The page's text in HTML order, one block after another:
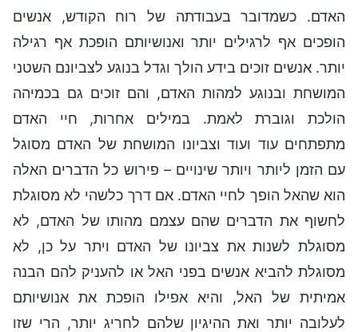
האדם. כשמדובר בעבודתה של רוח הקודש, אנשים
הופכים אף לרגילים יותר ואנושיותם הופכת אף רגילה
יותר. אנשים זוכים בידע הולך וגדל בנוגע לצביונם השטני
המושחת ובנוגע למהות האדם, והם זוכים גם בכמיהה
הולכת וגוברת לאמת. במילים אחרות, חיי האדם
מתפתחים עוד ועוד וצביונו המושחת של האדם מסוגל
עם הזמן ליותר ויותר שינויים – פירוש כל הדברים האלה
הוא שהאל הופך לחיי האדם. אם דרך כלשהי לא מסוגלת
לחשוף את הדברים שהם עצמם מהותו של האדם, לא
מסוגלת לשנות את צביונו של האדם ויתר על כן, לא
מסוגלת להביא אנשים בפני האל או להעניק להם הבנה
אמיתית של האל, והיא אפילו הופכת את אנושיותם
לעלובה יותר ואת ההיגיון שלהם לחריג יותר, הרי שזו